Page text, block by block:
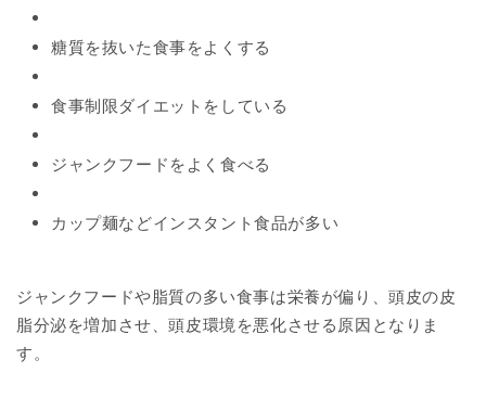
糖質を抜いた食事をよくする
食事制限ダイエットをしている
ジャンクフードをよく食べる
カップ麺などインスタント食品が多い
ジャンクフードや脂質の多い食事は栄養が偏り、頭皮の皮
脂分泌を増加させ、頭皮環境を悪化させる原因となりま
す。